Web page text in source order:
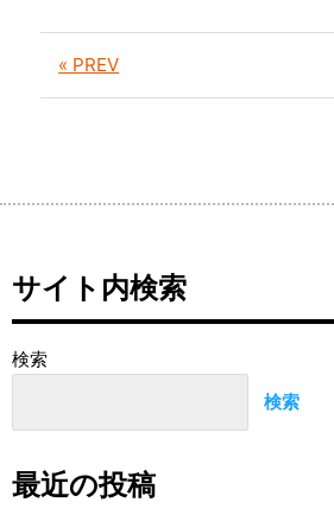
« PREV
サイト内検索
検索
検索
最近の投稿